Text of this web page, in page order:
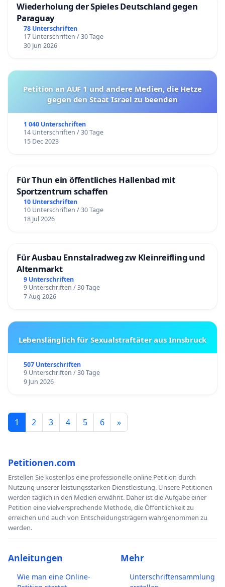
Wiederholung der Spieles Deutschland gegen
Paraguay
78 Unterschriften
17 Unterschriften / 30 Tage
30 Jun 2026
Petition an AUF 1 und andere Medien, die Hetze
gegen den Staat Israel zu beenden
1 040 Unterschriften
14 Unterschriften / 30 Tage
15 Dec 2023
Für Thun ein öffentliches Hallenbad mit
Sportzentrum schaffen
10 Unterschriften
10 Unterschriften / 30 Tage
18 Jul 2026
Für Ausbau Ennstalradweg zw Kleinreifling und
Altenmarkt
9 Unterschriften
9 Unterschriften / 30 Tage
7 Aug 2026
Lebenslänglich für Sexualstraftäter aus Innsbruck
507 Unterschriften
9 Unterschriften / 30 Tage
9 Jun 2026
1 2 3 4 5 6 »
Petitionen.com
Erstellen Sie kostenlos eine professionelle online Petition durch
Nutzung unserer leistungsstarken Dienstleistung. Unsere Petitionen
werden täglich in den Medien erwähnt. Daher ist die Aufgabe einer
Petition eine vielversprechende Methode, die Öffentlichkeit zu
erreichen und auch von Entscheidungsträgern wahrgenommen zu
werden.
Anleitungen
Wie man eine Online-
Mehr
Unterschriftensammlung